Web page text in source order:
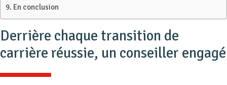
En conclusion
Derrière chaque transition de
carrière réussie, un conseiller engagé